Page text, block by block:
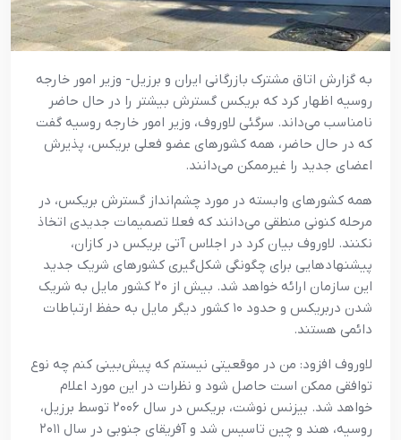
به گزارش اتاق مشترک بازرگانی ایران و برزیل- وزیر امور خارجه
روسیه اظهار کرد که بریکس گسترش بیشتر را در حال حاضر
نامناسب می‌داند. سرگئی لاوروف، وزیر امور خارجه روسیه گفت
که در حال حاضر، همه کشورهای عضو فعلی بریکس، پذیرش
اعضای جدید را غیرممکن می‌دانند.
همه کشورهای وابسته در مورد چشم‌انداز گسترش بریکس، در
مرحله کنونی منطقی می‌دانند که فعلا تصمیمات جدیدی اتخاذ
نکنند. لاوروف بیان کرد در اجلاس آتی بریکس در کازان،
پیشنهادهایی برای چگونگی شکل‌گیری کشورهای شریک جدید
این سازمان ارائه خواهد شد. بیش از ۲۰ کشور مایل به شریک
شدن دربریکس و حدود ۱۰ کشور دیگر مایل به حفظ ارتباطات
دائمی هستند.
لاوروف افزود: من در موقعیتی نیستم که پیش‌بینی کنم چه نوع
توافقی ممکن است حاصل شود و نظرات در این مورد اعلام
خواهد شد. بیزنس نوشت، بریکس در سال ۲۰۰۶ توسط برزیل،
روسیه، هند و چین تاسیس شد و آفریقای جنوبی در سال ۲۰۱۱